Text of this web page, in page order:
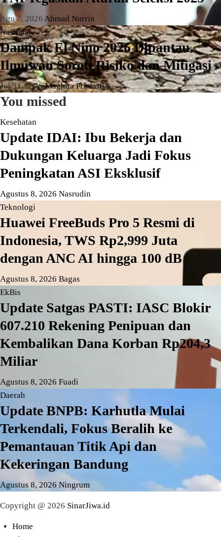
Agu 7, 2026 Ahmad Nurrin
Nasional
Dampak El Nino 2026 Dipantau,
Ilmuwan Soroti Risiko dan Mitigasi
Jul 31, 2026Maghita Primastya
You missed
Kesehatan
Update IDAI: Ibu Bekerja dan
Dukungan Keluarga Jadi Fokus
Peningkatan ASI Eksklusif
Agustus 8, 2026 Nasrudin
Teknologi
Huawei FreeBuds Pro 5 Resmi di
Indonesia, TWS Rp2,999 Juta
dengan ANC AI hingga 100 dB
Agustus 8, 2026 Bagas
EkBis
Update Satgas PASTI: IASC Blokir
607.210 Rekening Penipuan dan
Kembalikan Dana Korban Rp204,3
Miliar
Agustus 8, 2026 Fuadi
Daerah
Update BNPB: Karhutla Mulai
Terkendali, Fokus Beralih ke
Pemantauan Titik Api dan
Kekeringan Bandung
Agustus 8, 2026 Ningrum
Copyright @ 2026 SinarJiwa.id
Home